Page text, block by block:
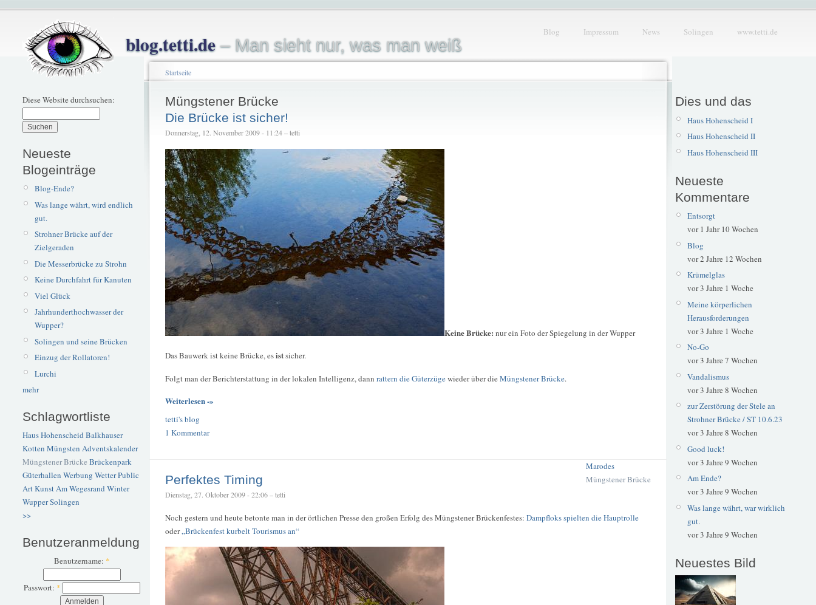
blog.tetti.de– Man sieht nur, was man weiß
Blog Impressum News Solingen www.tetti.de
Diese Website durchsuchen:
Neueste
Blogeinträge
Blog-Ende?
Was lange währt, wird endlich
gut.
Strohner Brücke auf der
Zielgeraden
Die Messerbrücke zu Strohn
Keine Durchfahrt für Kanuten
Viel Glück
Jahrhunderthochwasser der
Wupper?
Solingen und seine Brücken
Einzug der Rollatoren!
Lurchi
mehr
Schlagwortliste
Haus Hohenscheid Balkhauser
Kotten Müngsten Adventskalender
Müngstener Brücke Brückenpark
Güterhallen Werbung WetterPublic
ArtKunstAm Wegesrand Winter
WupperSolingen
>>
Benutzeranmeldung
Benutzername: *
Passwort: *
Startseite
Müngstener Brücke
Die Brücke ist sicher!
Donnerstag, 12. November 2009 - 11:24 – tetti
Keine Brücke: nur ein Foto der Spiegelung in der Wupper
Das Bauwerk ist keine Brücke, esistsicher.
Folgt man der Berichterstattung in der lokalen Intelligenz, dann rattern die Güterzügewieder über die Müngstener Brücke.
Weiterlesen -»
tetti's blog
1 Kommentar
Marodes
Müngstener Brücke
Perfektes Timing
Dienstag, 27. Oktober 2009 - 22:06 – tetti
Noch gestern und heute betonte man in der örtlichen Presse den großen Erfolg des Müngstener Brückenfestes: Dampfloks spielten die Hauptrolle
oder„Brückenfest kurbelt Tourismus an“
Dies und das
Haus Hohenscheid I
Haus Hohenscheid II
Haus Hohenscheid III
Neueste
Kommentare
Entsorgt
vor 1 Jahr 10 Wochen
Blog
vor 2 Jahre 12 Wochen
Krümelglas
vor 3 Jahre 1 Woche
Meine körperlichen
Herausforderungen
vor 3 Jahre 1 Woche
No-Go
vor 3 Jahre 7 Wochen
Vandalismus
vor 3 Jahre 8 Wochen
zur Zerstörung der Stele an
Strohner Brücke / ST 10.6.23
vor 3 Jahre 8 Wochen
Good luck!
vor 3 Jahre 9 Wochen
Am Ende?
vor 3 Jahre 9 Wochen
Was lange währt, war wirklich
gut.
vor 3 Jahre 9 Wochen
Neuestes Bild